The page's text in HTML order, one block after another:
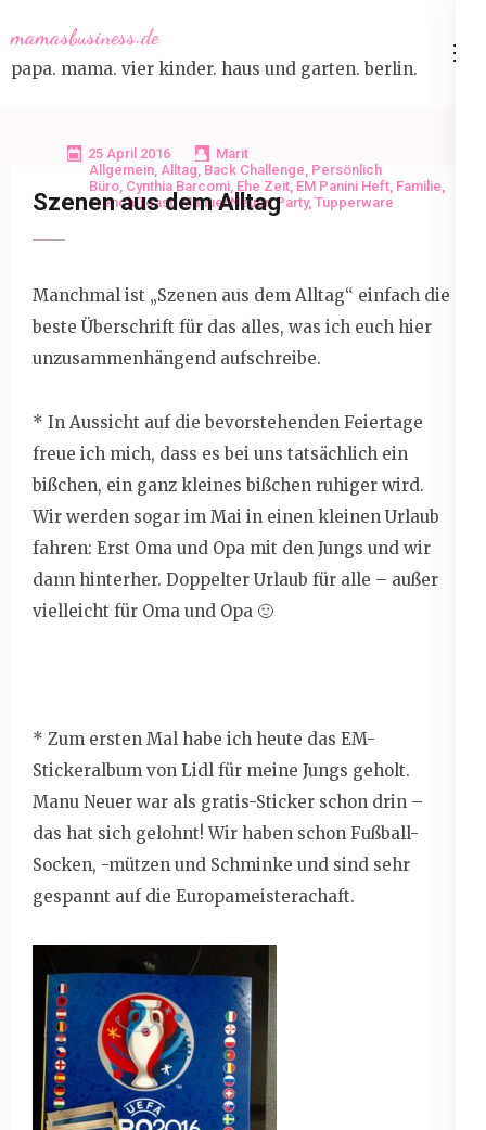
to
content
mamasbusiness.de
papa. mama. vier kinder. haus und garten. berlin.
25 April 2016
Marit
Allgemein, Alltag, Back Challenge, Persönlich
Büro, Cynthia Barcomi, Ehe Zeit, EM Panini Heft, Familie,
French Toast ,Manuel Neuer,Party, Tupperware
Szenen aus dem Alltag
Manchmal ist „Szenen aus dem Alltag“ einfach die
beste Überschrift für das alles, was ich euch hier
unzusammenhängend aufschreibe.
* In Aussicht auf die bevorstehenden Feiertage
freue ich mich, dass es bei uns tatsächlich ein
bißchen, ein ganz kleines bißchen ruhiger wird.
Wir werden sogar im Mai in einen kleinen Urlaub
fahren: Erst Oma und Opa mit den Jungs und wir
dann hinterher. Doppelter Urlaub für alle – außer
vielleicht für Oma und Opa 🙂
* Zum ersten Mal habe ich heute das EM-
Stickeralbum von Lidl für meine Jungs geholt.
Manu Neuer war als gratis-Sticker schon drin –
das hat sich gelohnt! Wir haben schon Fußball-
Socken, -mützen und Schminke und sind sehr
gespannt auf die Europameisterachaft.